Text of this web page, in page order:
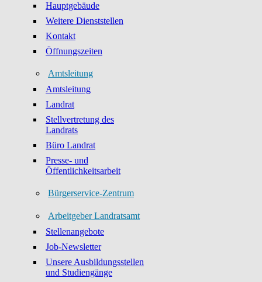
Hauptgebäude
Weitere Dienststellen
Kontakt
Öffnungszeiten
Amtsleitung
Amtsleitung
Landrat
Stellvertretung des
Landrats
Büro Landrat
Presse- und
Öffentlichkeitsarbeit
Bürgerservice-Zentrum
Arbeitgeber Landratsamt
Stellenangebote
Job-Newsletter
Unsere Ausbildungsstellen
und Studiengänge